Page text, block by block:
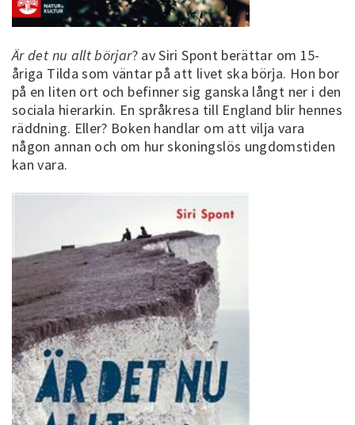
Är det nu allt börjar? av Siri Spont berättar om 15-
åriga Tilda som väntar på att livet ska börja. Hon bor
på en liten ort och befinner sig ganska långt ner i den
sociala hierarkin. En språkresa till England blir hennes
räddning. Eller? Boken handlar om att vilja vara
någon annan och om hur skoningslös ungdomstiden
kan vara.